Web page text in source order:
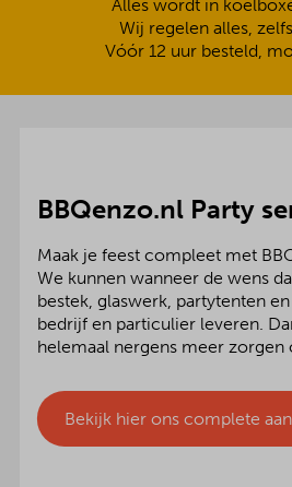
Alles wordt in
Wij regelen alles,
Vóór 12 uur besteld,
BBQenzo.nl Party
Maak je feest compleet met
We kunnen wanneer de wens
bestek, glaswerk, partytenten
bedrijf en particulier leveren.
helemaal nergens meer zorgen
Bekijk hier ons complete